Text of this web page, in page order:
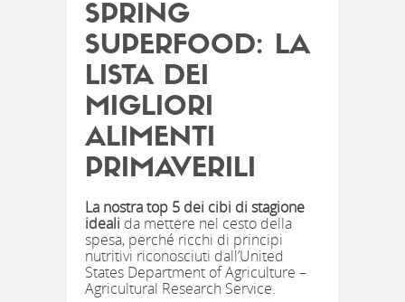
SPRING
SUPERFOOD: LA
LISTA DEI
MIGLIORI
ALIMENTI
PRIMAVERILI
La nostra top 5 dei cibi di stagione
ideali da mettere nel cesto della
spesa, perché ricchi di principi
nutritivi riconosciuti dall’United
States Department of Agriculture –
Agricultural Research Service.